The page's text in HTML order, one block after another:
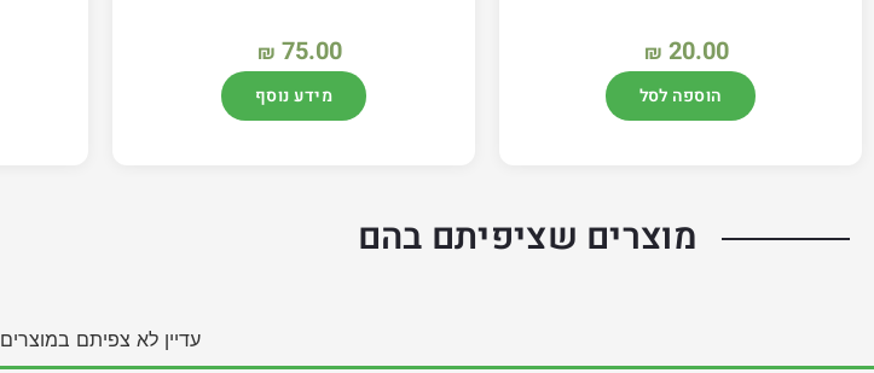
₪ 20.00
הוספה לסל
₪ 75.00
מידע נוסף
מוצרים שציפיתם בהם
עדיין לא צפיתם במוצרים